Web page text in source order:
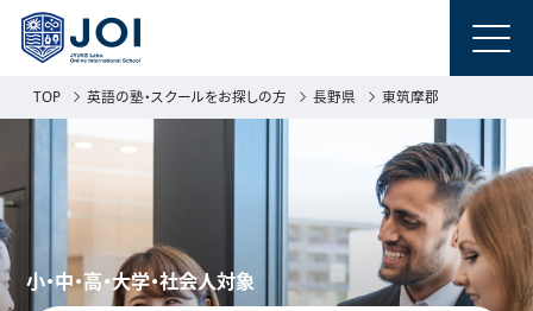
TOP 英語の塾・スクールをお探しの方 長野県 東筑摩郡
小・中・高・大学・社会人対象